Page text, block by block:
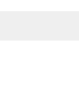
e converterá